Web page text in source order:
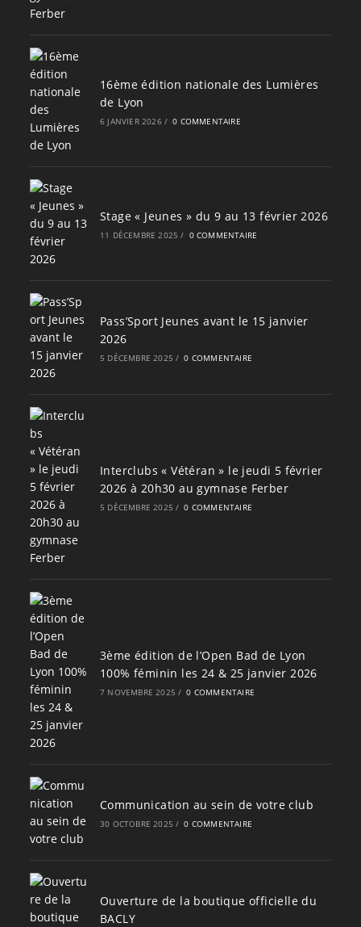
16ème édition nationale des Lumières
de Lyon
6 JANVIER 2026 / 0 COMMENTAIRE
Stage « Jeunes » du 9 au 13 février 2026
11 DÉCEMBRE 2025 / 0 COMMENTAIRE
Pass’Sport Jeunes avant le 15 janvier
2026
5 DÉCEMBRE 2025 / 0 COMMENTAIRE
Interclubs « Vétéran » le jeudi 5 février
2026 à 20h30 au gymnase Ferber
5 DÉCEMBRE 2025 / 0 COMMENTAIRE
3ème édition de l’Open Bad de Lyon
100% féminin les 24 & 25 janvier 2026
7 NOVEMBRE 2025 / 0 COMMENTAIRE
Communication au sein de votre club
30 OCTOBRE 2025 / 0 COMMENTAIRE
Ouverture de la boutique officielle du
BACLY